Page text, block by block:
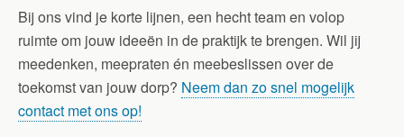
Bij ons vind je korte lijnen, een hecht team en volop
ruimte om jouw ideeën in de praktijk te brengen. Wil jij
meedenken, meepraten én meebeslissen over de
toekomst van jouw dorp? Neem dan zo snel mogelijk
contact met ons op!